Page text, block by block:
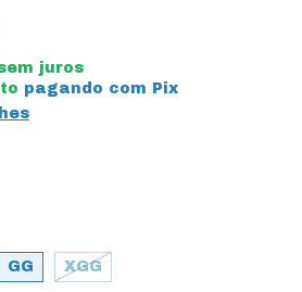
juros
pagando com Pix
GG XGG